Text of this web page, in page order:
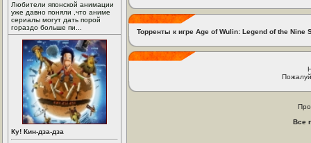
Любители японской анимации
уже давно поняли ,что аниме
сериалы могут дать порой
гораздо больше пи...
Ку! Кин-дза-дза
Торренты к игре Age of Wulin: Legend of the Nine
Все